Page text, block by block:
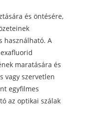
és öntésére,
használható. A
maratására és
vagy szervetlen
egyfilmes
az optikai szálak